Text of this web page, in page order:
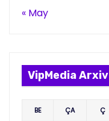
« May
VipMedia Arxiv
BE ÇA Ç